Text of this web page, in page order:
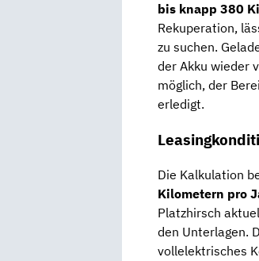
bis knapp 380
Rekuperation,
zu suchen.
der Akku wieder
möglich, der
erledigt.
Die Kalkulation
Kilometern pro
Platzhirsch
den Unterlagen.
vollelektrisches